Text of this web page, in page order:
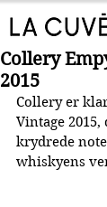
Collery
2015
Collery er
Vintage
krydrede
whiskyens